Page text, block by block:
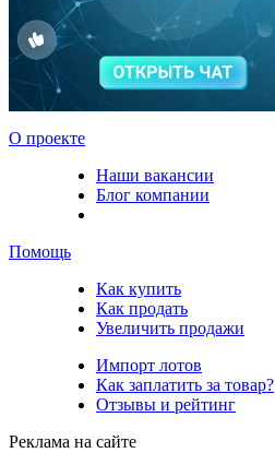
О проекте
Наши вакансии
Блог компании
Помощь
Как купить
Как продать
Увеличить продажи
Импорт лотов
Как заплатить за товар?
Отзывы и рейтинг
Реклама на сайте